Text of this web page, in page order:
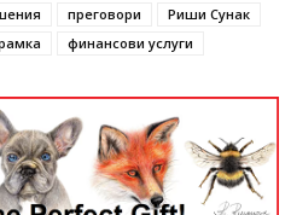
преговори
Риши Сунак
финансови услуги